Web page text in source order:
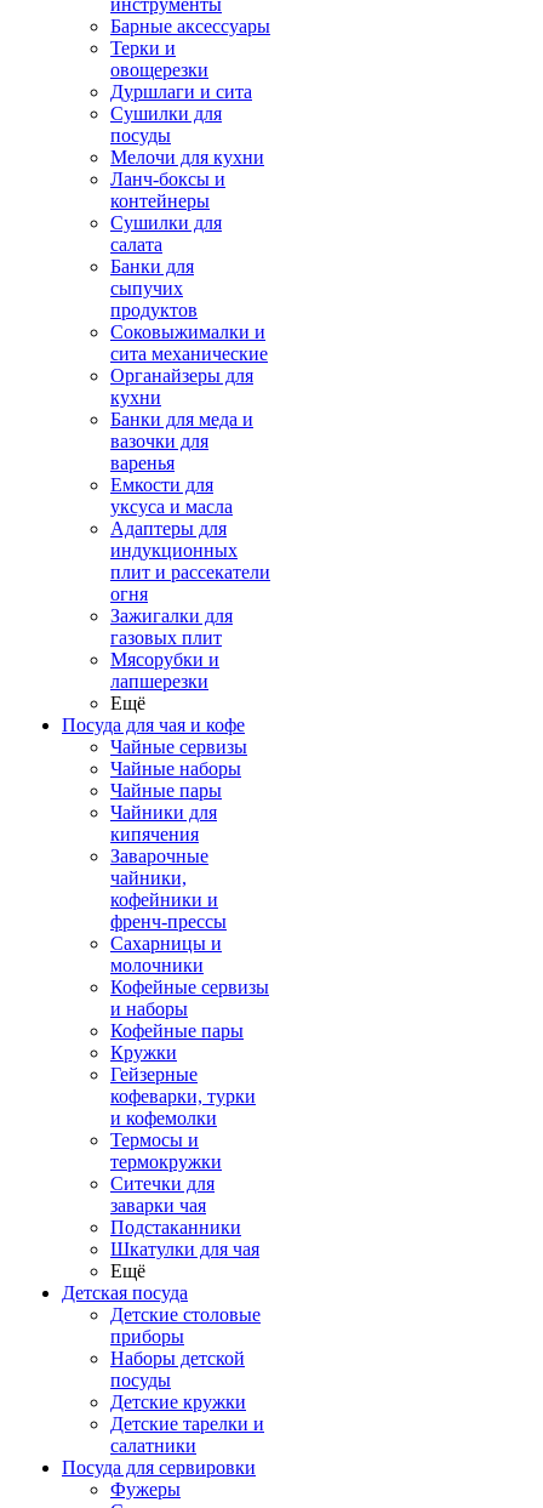
инструменты
Барные аксессуары
Терки и
овощерезки
Дуршлаги и сита
Сушилки для
посуды
Мелочи для кухни
Ланч-боксы и
контейнеры
Сушилки для
салата
Банки для
сыпучих
продуктов
Соковыжималки и
сита механические
Органайзеры для
кухни
Банки для меда и
вазочки для
варенья
Емкости для
уксуса и масла
Адаптеры для
индукционных
плит и рассекатели
огня
Зажигалки для
газовых плит
Мясорубки и
лапшерезки
Ещё
Посуда для чая и кофе
Чайные сервизы
Чайные наборы
Чайные пары
Чайники для
кипячения
Заварочные
чайники,
кофейники и
френч-прессы
Сахарницы и
молочники
Кофейные сервизы
и наборы
Кофейные пары
Кружки
Гейзерные
кофеварки, турки
и кофемолки
Термосы и
термокружки
Ситечки для
заварки чая
Подстаканники
Шкатулки для чая
Ещё
Детская посуда
Детские столовые
приборы
Наборы детской
посуды
Детские кружки
Детские тарелки и
салатники
Посуда для сервировки
Фужеры